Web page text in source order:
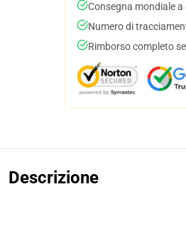
Consegna mondiale
Numero di
Rimborso completo
Descrizione